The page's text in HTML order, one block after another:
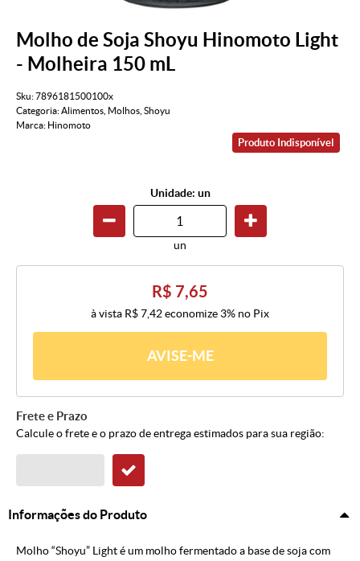
Molho de Soja Shoyu Hinomoto Light
- Molheira 150 mL
Sku:7896181500100x
Categoria:Alimentos Molhos Shoyu
Marca: Hinomoto
Produto Indisponível
Unidade: un
un
R$ 7,65
à vista R$ 7,42economize 3% no Pix
AVISE-ME
Frete e Prazo
Calcule o frete e o prazo de entrega estimados para sua região:
Informações do Produto
Molho “Shoyu” Light é um molho fermentado a base de soja com